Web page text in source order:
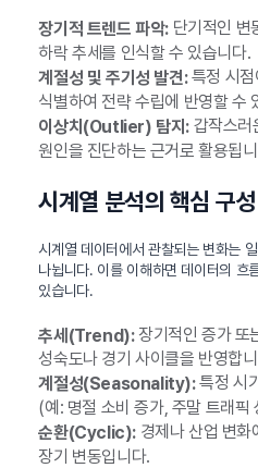
장기적 트렌드 파악:단기적인 변
하락 추세를 인식할 수 있습니다.
계절성 및 주기성 발견:특정 시점
식별하여 전략 수립에 반영할 수
이상치(Outlier) 탐지:갑작스러
원인을 진단하는 근거로 활용됩
시계열 분석의 핵심 구
시계열 데이터에서 관찰되는 변화는
나뉩니다. 이를 이해하면 데이터의 흐
있습니다.
추세(Trend):장기적인 증가 또
성숙도나 경기 사이클을 반영합
계절성(Seasonality):특정 시
(예: 명절 소비 증가, 주말 트래픽
순환(Cyclic):경제나 산업 변화
장기 변동입니다.